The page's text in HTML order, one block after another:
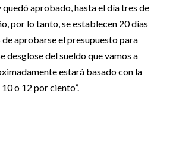
aprobado, hasta el día tres de
por lo tanto, se establecen 20 días
de aprobarse el presupuesto para
desglose del sueldo que vamos a
estará basado con la
o 12 por ciento”.